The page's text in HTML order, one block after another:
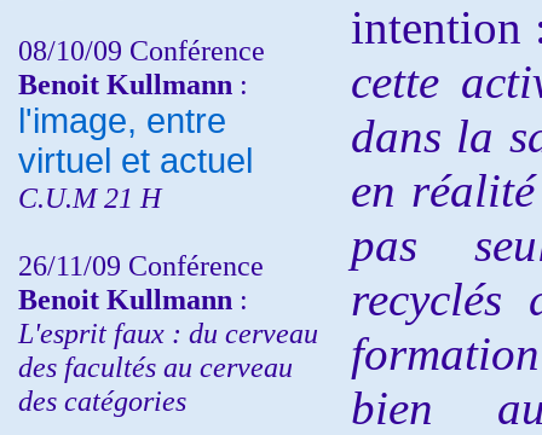
08/10/09 Conférence
Benoit Kullmann :
l'image, entre
virtuel et actuel
C.U.M 21 H
26/11/09 Conférence
Benoit Kullmann :
L'esprit faux : du cerveau
des facultés au cerveau
des catégories
cette
dans la
en
pas
recyclés
bien